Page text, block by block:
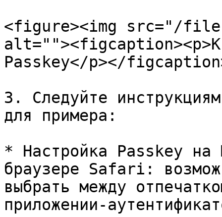
<figure><img src="/
Passkey</p></
3. Следуйте
для примера:
* Настройка Passkey на
браузере Safari:
выбрать между
приложении-